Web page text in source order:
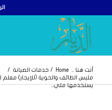
أنت هنا .. Home
/ خدمات الصيانة
/
يستخدمها ملي...